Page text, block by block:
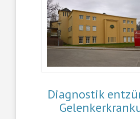
Diagnostik